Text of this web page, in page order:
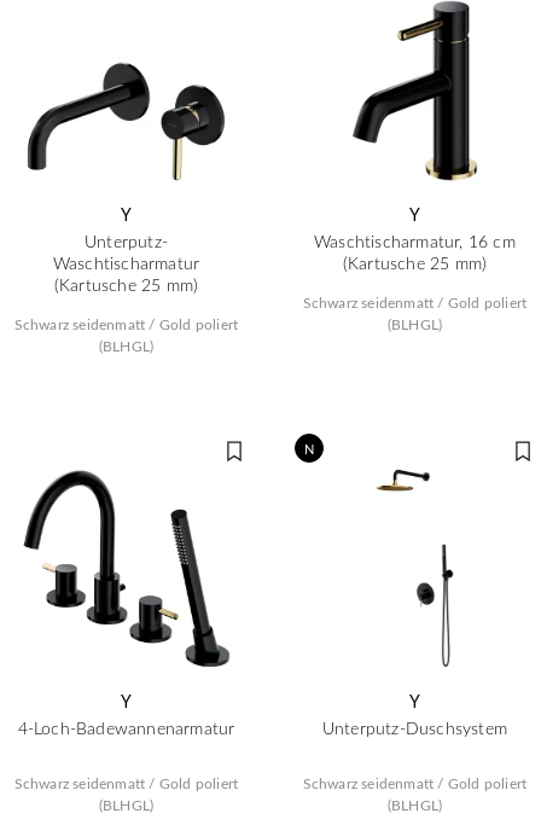
Y
Unterputz-
Waschtischarmatur
(Kartusche 25 mm)
Schwarz seidenmatt / Gold poliert
(BLHGL)
Y
Waschtischarmatur, 16 cm
(Kartusche 25 mm)
Schwarz seidenmatt / Gold poliert
(BLHGL)
Y
4-Loch-Badewannenarmatur
Schwarz seidenmatt / Gold poliert
(BLHGL)
N
Y
Unterputz-Duschsystem
Schwarz seidenmatt / Gold poliert
(BLHGL)